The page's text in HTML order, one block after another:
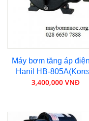
Máy bơm tăng áp
Hanil HB-
3,400,000 VNĐ